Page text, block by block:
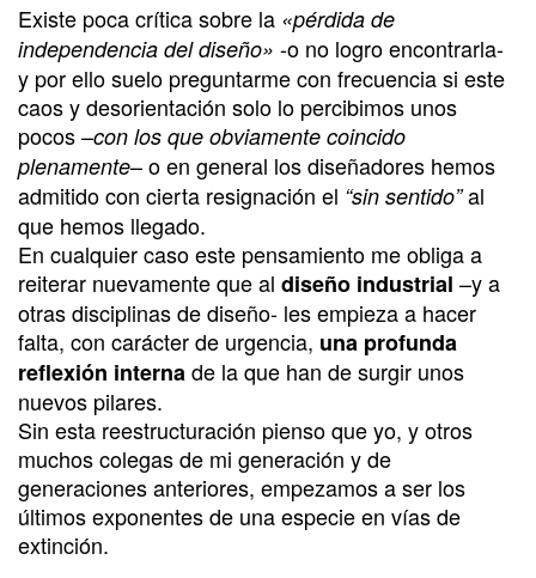
Existe poca crítica sobre la «pérdida de
independencia del diseño» -o no logro encontrarla-
y por ello suelo preguntarme con frecuencia si este
caos y desorientación solo lo percibimos unos
pocos –con los que obviamente coincido
plenamente– o en general los diseñadores hemos
admitido con cierta resignación el “sin sentido”al
que hemos llegado.
En cualquier caso este pensamiento me obliga a
reiterar nuevamente que al diseño industrial –y a
otras disciplinas de diseño- les empieza a hacer
falta, con carácter de urgencia, una profunda
reflexión internade la que han de surgir unos
nuevos pilares.
Sin esta reestructuración pienso que yo, y otros
muchos colegas de mi generación y de
generaciones anteriores, empezamos a ser los
últimos exponentes de una especie en vías de
extinción.